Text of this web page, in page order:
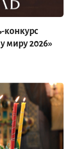
конкурс
миру 2026»